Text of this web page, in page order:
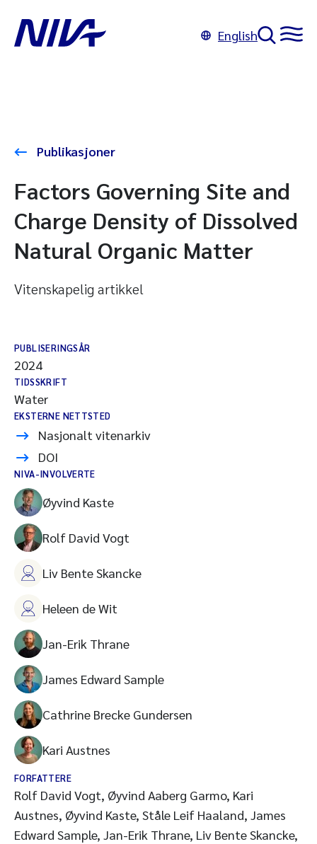
English
Publikasjoner
Factors Governing Site and
Charge Density of Dissolved
Natural Organic Matter
Vitenskapelig artikkel
PUBLISERINGSÅR
2024
TIDSSKRIFT
Water
EKSTERNE NETTSTED
Nasjonalt vitenarkiv
DOI
NIVA-INVOLVERTE
Øyvind Kaste
Rolf David Vogt
Liv Bente Skancke
Heleen de Wit
Jan-Erik Thrane
James Edward Sample
Cathrine Brecke Gundersen
Kari Austnes
FORFATTERE
Rolf David Vogt, Øyvind Aaberg Garmo, Kari
Austnes, Øyvind Kaste, Ståle Leif Haaland, James
Edward Sample, Jan-Erik Thrane, Liv Bente Skancke,